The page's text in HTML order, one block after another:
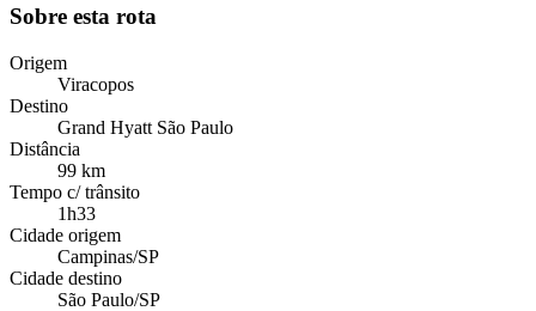
Sobre esta rota
Origem
Viracopos
Destino
Grand Hyatt São Paulo
Distância
99 km
Tempo c/ trânsito
1h33
Cidade origem
Campinas/SP
Cidade destino
São Paulo/SP